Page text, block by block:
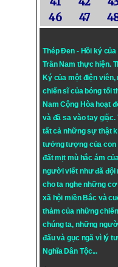
46
47
Thép Đen - Hồi ký
Trần Nam thực hiện.
Ký của một điện
chiến sĩ của bóng tối
Nam Cộng Hòa hoạt
và đã sa vào tay
tất cả những sự thật
tưởng tượng của con
đất mịt mù hắc ám
người viết như đã đội
cho ta nghe những
xã hội miền Bắc và
thảm của những
chúng ta, những
đấu và gục ngã vì lý
Nghĩa Dân Tộc...